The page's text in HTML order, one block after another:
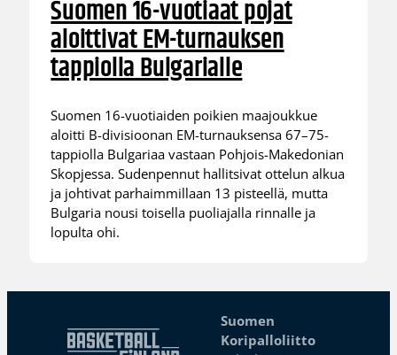
Suomen 16-vuotiaat pojat
aloittivat EM-turnauksen
tappiolla Bulgarialle
Suomen 16-vuotiaiden poikien maajoukkue
aloitti B-divisioonan EM-turnauksensa 67–75-
tappiolla Bulgariaa vastaan Pohjois-Makedonian
Skopjessa. Sudenpennut hallitsivat ottelun alkua
ja johtivat parhaimmillaan 13 pisteellä, mutta
Bulgaria nousi toisella puoliajalla rinnalle ja
lopulta ohi.
Suomen
Koripalloliitto